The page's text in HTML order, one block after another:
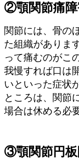
②顎関節痛障
関節には、骨の
た組織がありま
って痛むのがこ
我慢すれば口は
いといった症状
ところは、関節
場合は休める必
③顎関節円板